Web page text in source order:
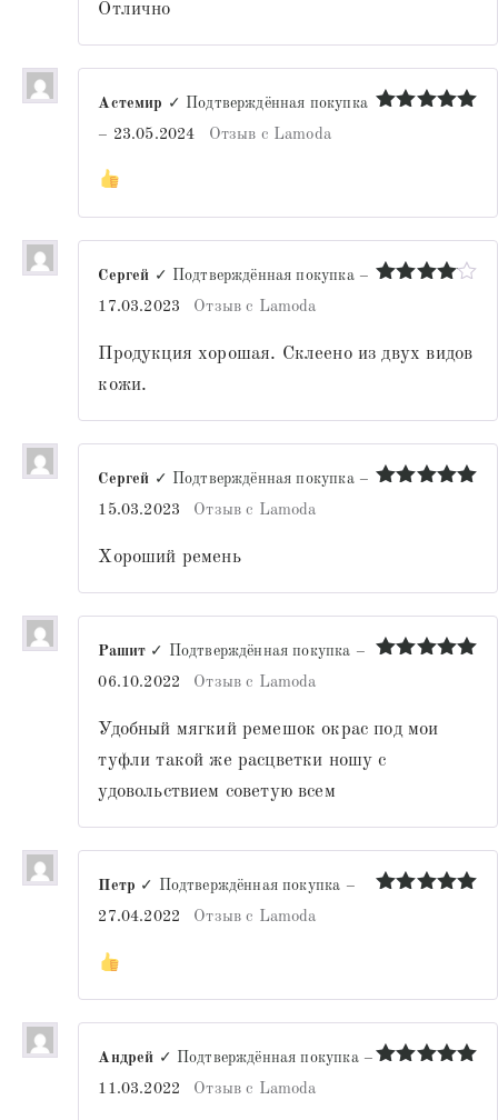
Отлично
Астемир ✓ Подтверждённая покупка
– 23.05.2024 Отзыв с Lamoda
Сергей ✓ Подтверждённая покупка –
17.03.2023
Отзыв с Lamoda
Продукция хорошая. Склеено из двух видов
кожи.
Сергей ✓ Подтверждённая покупка –
15.03.2023
Отзыв с Lamoda
Хороший ремень
Рашит ✓ Подтверждённая покупка –
06.10.2022
Отзыв с Lamoda
Удобный мягкий ремешок окрас под мои
туфли такой же расцветки ношу с
удовольствием советую всем
Петр ✓ Подтверждённая покупка –
27.04.2022
Отзыв с Lamoda
Андрей ✓ Подтверждённая покупка –
11.03.2022
Отзыв с Lamoda